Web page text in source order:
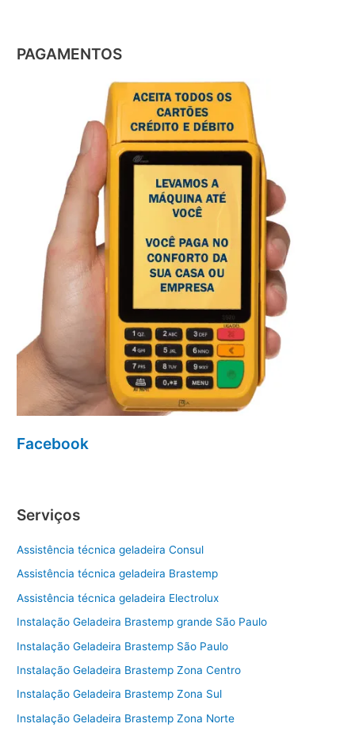
PAGAMENTOS
Facebook
Serviços
Assistência técnica geladeira Consul
Assistência técnica geladeira Brastemp
Assistência técnica geladeira Electrolux
Instalação Geladeira Brastemp grande São Paulo
Instalação Geladeira Brastemp São Paulo
Instalação Geladeira Brastemp Zona Centro
Instalação Geladeira Brastemp Zona Sul
Instalação Geladeira Brastemp Zona Norte